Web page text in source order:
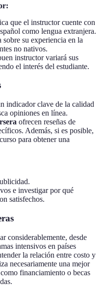
que el instructor cuente con
como lengua extranjera.
sobre su experiencia en la
no nativos.
instructor variará sus
el interés del estudiante.
indicador clave de la calidad
opiniones en línea.
ofrecen reseñas de
Además, si es posible,
para obtener una
e investigar por qué
satisfechos.
considerablemente, desde
intensivos en países
la relación entre costo y
necesariamente una mejor
financiamiento o becas